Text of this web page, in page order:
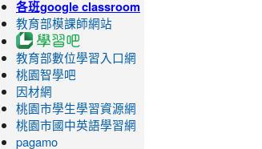
各班google classroom
教育部模課師網站
教育部數位學習入口網
桃園智學吧
因材網
桃園市學生學習資源網
桃園市國中英語學習網
pagamo